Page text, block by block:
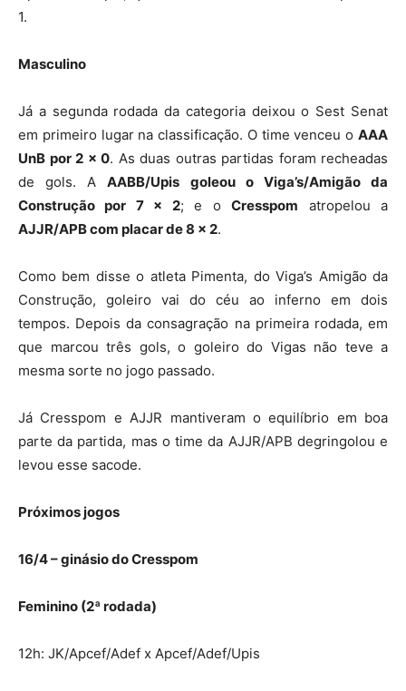
1.
Masculino
Já a segunda rodada da categoria deixou o Sest Senat
em primeiro lugar na classificação. O time venceu o AAA
UnB por 2 x 0. As duas outras partidas foram recheadas
de gols. AAABB/Upis goleou o Viga’s/Amigão da
Construção por 7 x 2; e oCresspom atropelou a
AJJR/APB com placar de 8 x 2.
Como bem disse o atleta Pimenta, do Viga’s Amigão da
Construção, goleiro vai do céu ao inferno em dois
tempos. Depois da consagração na primeira rodada, em
que marcou três gols, o goleiro do Vigas não teve a
mesma sorte no jogo passado.
Já Cresspom e AJJR mantiveram o equilíbrio em boa
parte da partida, mas o time da AJJR/APB degringolou e
levou esse sacode.
Próximos jogos
16/4 – ginásio do Cresspom
Feminino (2ª rodada)
12h: JK/Apcef/Adef x Apcef/Adef/Upis